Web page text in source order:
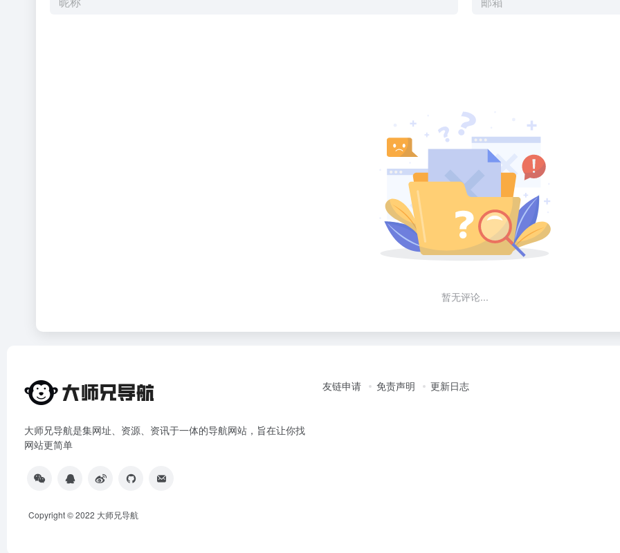
暂无评论...
大师兄导航是集网址、资源、资讯于一体的导航网站，旨在让你找
网站更简单
友链申请 免责声明 更新日志
Copyright © 2022 大师兄导航